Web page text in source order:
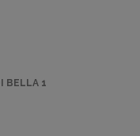
BELLA 1